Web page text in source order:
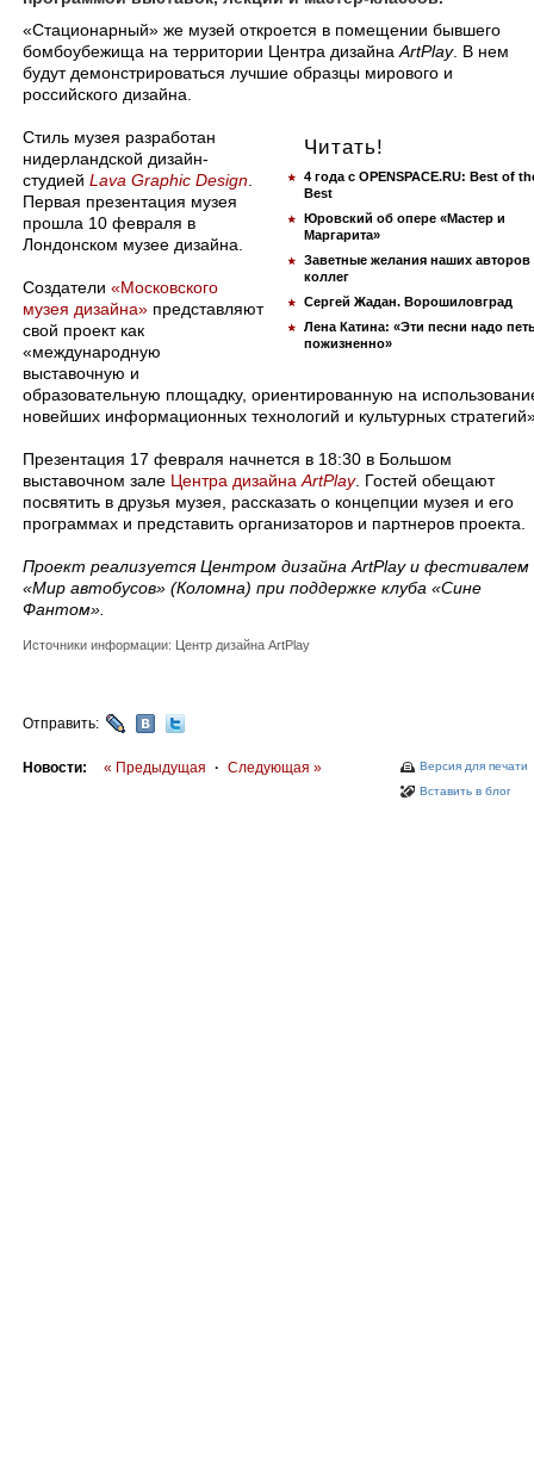
​«Стационарный» же музей откроется в помещении бывшего
бомбоубежища на территории Центра дизайна ArtPlay. В нем
будут демонстрироваться лучшие образцы мирового и
российского дизайна.
Читать!
4 года с OPENSPACE.RU: Best of
Best
Юровский об опере «Мастер и
Маргарита»
Заветные желания наших авторов
коллег
Сергей Жадан. Ворошиловград
Лена Катина: «Эти песни надо
пожизненно»
Стиль музея разработан
нидерландской дизайн-
студией Lava Graphic Design
Первая презентация музея
прошла 10 февраля в
Лондонском музее дизайна.
Создатели «Московского
музея дизайна» представляют
свой проект как
«международную
выставочную и
образовательную площадку, ориентированную на
новейших информационных технологий и культурных
Презентация 17 февраля начнется в 18:30 в Большом
выставочном зале Центра дизайна ArtPlay. Гостей обещают
посвятить в друзья музея, рассказать о концепции музея и его
программах и представить организаторов и партнеров проекта.
Проект реализуется Центром дизайна ArtPlay и фестивалем
«Мир автобусов» (Коломна) при поддержке клуба «Сине
Фантом».
Источники информации: Центр дизайна ArtPlay
Отправить:
Версия для печати
Вставить в блог
Новости: « Предыдущая · Следующая »